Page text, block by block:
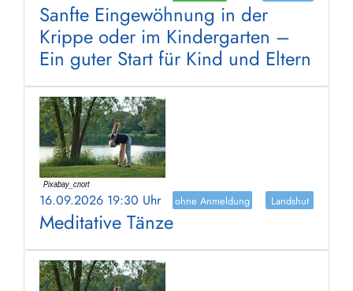
Sanfte Eingewöhnung in der
Krippe oder im Kindergarten –
Ein guter Start für Kind und Eltern
16.09.2026 19:30 Uhr ohne Anmeldung Landshut
Meditative Tänze